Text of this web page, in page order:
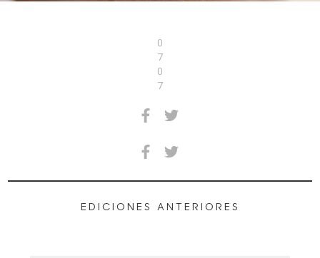
0
7
0
7
EDICIONES ANTERIORES